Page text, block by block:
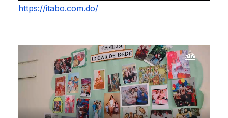
https://itabo.com.do/